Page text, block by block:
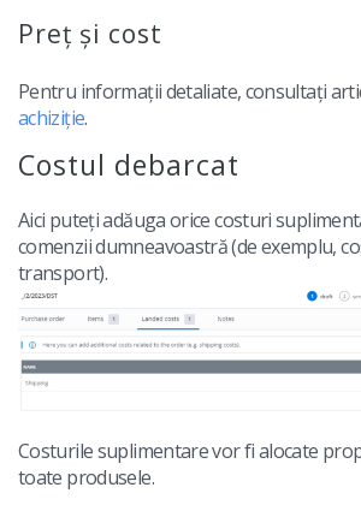
Preț și cost
Pentru informații detaliate, consultați
achiziție.
Costul debarcat
Aici puteți adăuga orice costuri
comenzii dumneavoastră (de exemplu,
transport).
Costurile suplimentare vor fi alocate
toate produsele.